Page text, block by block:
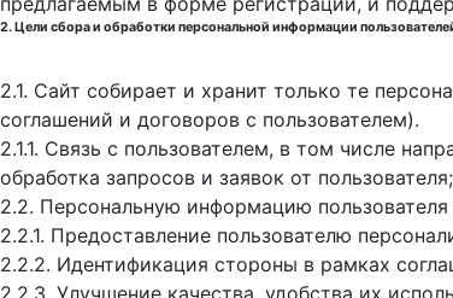
2. Цели сбора и обработки персональной информации
2.1. Сайт собирает и хранит только те
соглашений и договоров с пользователем).
2.1.1. Связь с пользователем, в том числе
обработка запросов и заявок от пользователя;
2.2. Персональную информацию
2.2.1. Предоставление пользователю
2.2.2. Идентификация стороны в рамках